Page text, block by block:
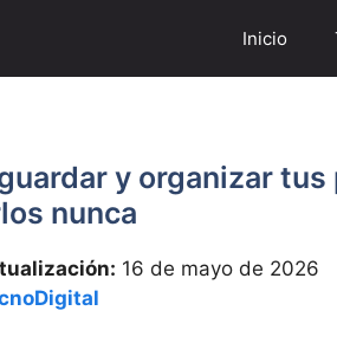
Inicio
y organizar
nunca
16 de mayo de 2026